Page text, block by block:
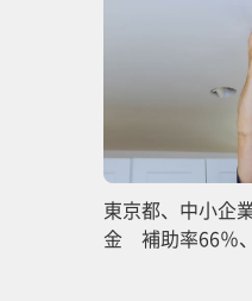
東京都、中小企
金 補助率66％